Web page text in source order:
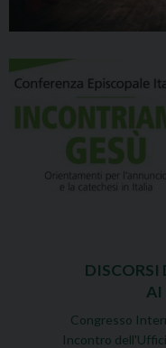
DISCORSI
AI
Congresso
Incontro